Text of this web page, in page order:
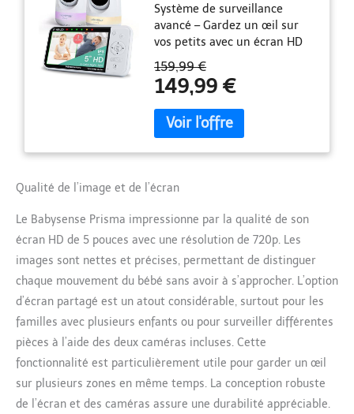
Audio, Veilleuse 6
Couleurs, Écran Partagé,
Machine de Son pour
Bébé avec Bruit Blanc
et Berceuses, Connexion
sans Wi-FI Sécurisée
Système de surveillance
avancé – Gardez un œil sur
vos petits avec un écran HD
720p de 5 pouces et une
fonction d'écran partagé, qui
permet une visualisation
simultanée avec 2 caméras
PTZ de haute qualité. Parfait
pour les incontournables de
votre liste d'équipements
personnalisable et sons
veilleuse intégrée réglable à
6 couleurs et d'une sélection
de sons blancs et de
berceuses pour bercer
doucement votre bébé. Un
must have indispensable
pour l'équipement de votre
bébé Autonomie de la
batterie prolongée – Équipée
d'une grande batterie pour
une surveillance prolongée
sans recharge fréquente Sûr
159,99 €
149,99 €
Qualité de l’image et de l’écran
Le Babysense Prisma impressionne par la qualité de son
écran HD de 5 pouces avec une résolution de 720p. Les
images sont nettes et précises, permettant de distinguer
chaque mouvement du bébé sans avoir à s’approcher. L’option
d’écran partagé est un atout considérable, surtout pour les
familles avec plusieurs enfants ou pour surveiller différentes
pièces à l’aide des deux caméras incluses. Cette
fonctionnalité est particulièrement utile pour garder un œil
sur plusieurs zones en même temps. La conception robuste
de l’écran et des caméras assure une durabilité appréciable.